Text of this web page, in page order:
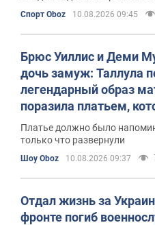
Спорт Oboz 10.08.2026 09:45
Брюс Уиллис и Деми
дочь замуж: Таллула
легендарный образ
поразила платьем,
712 часов
Платье должно было
только что развернули
Шоу Oboz 10.08.2026 09:37
Отдал жизнь за
фронте погиб